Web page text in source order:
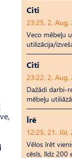
Citi
23:25, 2. Aug,
Veco mēbeļu
utilizācija/
Citi
23:22, 2. Aug,
Dažādi darbi-
mēbeļu
Īrē
12:25, 21. Jūl,
Vēlos īrēt
cēsīs, līdz 200